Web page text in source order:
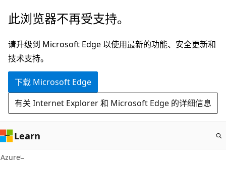
跳
主
要
内
此浏览器不再受支持。
请升级到 Microsoft Edge 以使用最新的功能、安全更新和
技术支持。
下载 Microsoft Edge
有关 Internet Explorer 和 Microsoft Edge 的详细信息
Learn
Azure